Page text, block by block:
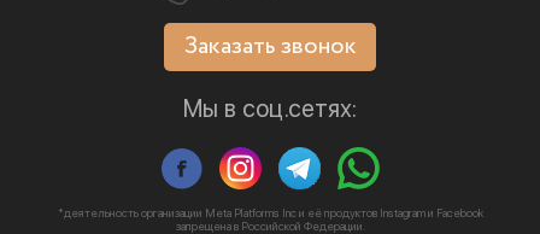
Заказать звонок
Мы в соц.сетях:
*деятельность организации Meta Platforms Inc и её продуктов Instagram и Facebook
запрещена в Российской Федерации.